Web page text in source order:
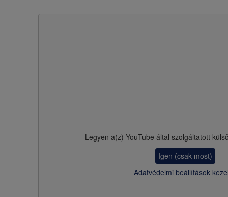
Legyen a(z) YouTube által szolgáltatott
Igen (csak most)
Adatvédelmi beállítások